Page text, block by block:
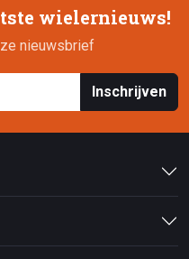
wielernieuws!
nieuwsbrief
Inschrijven